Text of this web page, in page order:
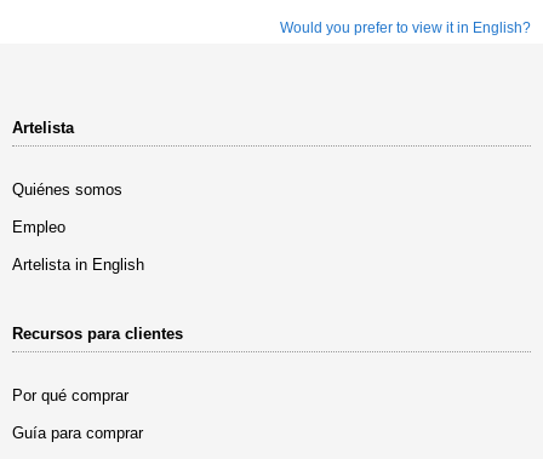
Would you prefer to view it in English?
Artelista
Quiénes somos
Empleo
Artelista in English
Recursos para clientes
Por qué comprar
Guía para comprar